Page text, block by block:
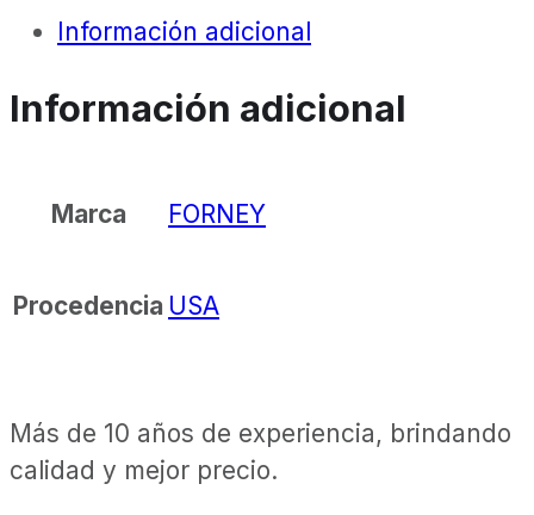
Información adicional
Información adicional
Marca FORNEY
Procedencia USA
Más de 10 años de experiencia, brindando
calidad y mejor precio.